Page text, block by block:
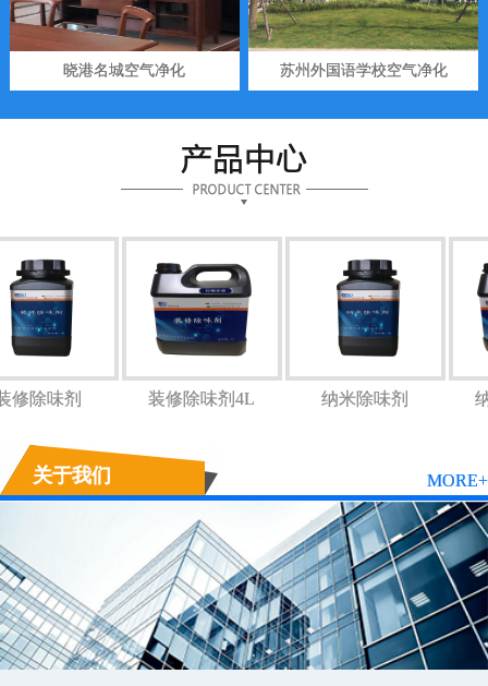
晓港名城空气净化 苏州外国语学校空气净化
装修除味剂 装修除味剂4L 纳米除味剂
关于我们 MORE+